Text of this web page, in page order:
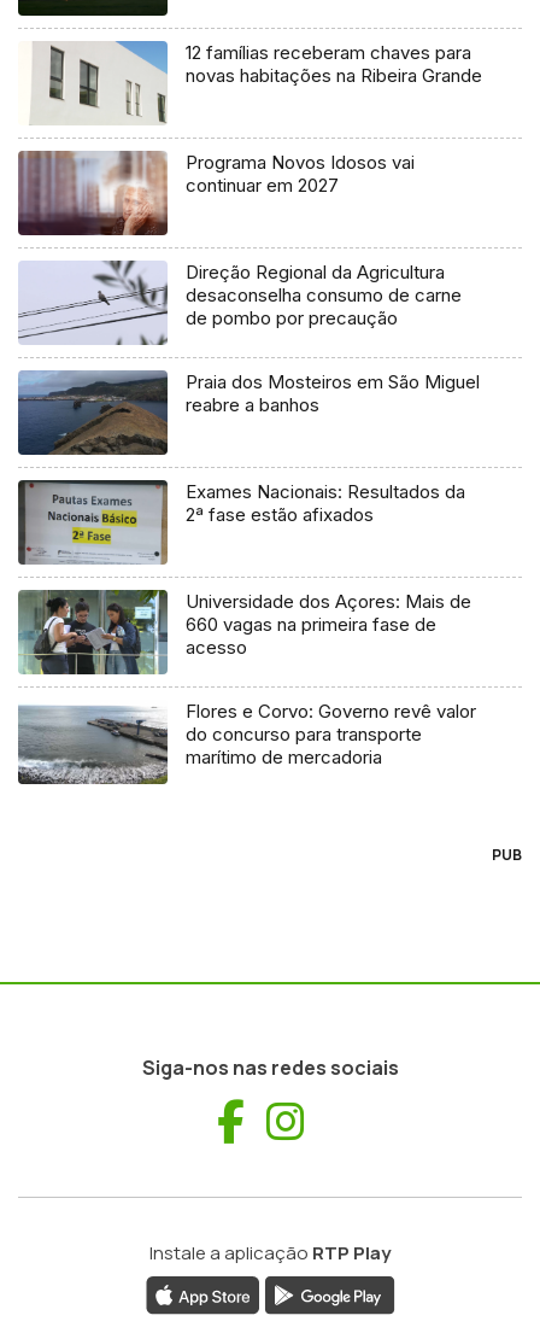
12 famílias receberam chaves para
novas habitações na Ribeira Grande
Programa Novos Idosos vai
continuar em 2027
Direção Regional da Agricultura
desaconselha consumo de carne
de pombo por precaução
Praia dos Mosteiros em São Miguel
reabre a banhos
Exames Nacionais: Resultados da
2ª fase estão afixados
Universidade dos Açores: Mais de
660 vagas na primeira fase de
acesso
Flores e Corvo: Governo revê valor
do concurso para transporte
marítimo de mercadoria
PUB
Siga-nos nas redes sociais
Facebook
Instale a aplicação RTP Play